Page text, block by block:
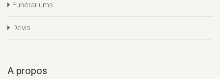
Funérariums
Devis
A propos